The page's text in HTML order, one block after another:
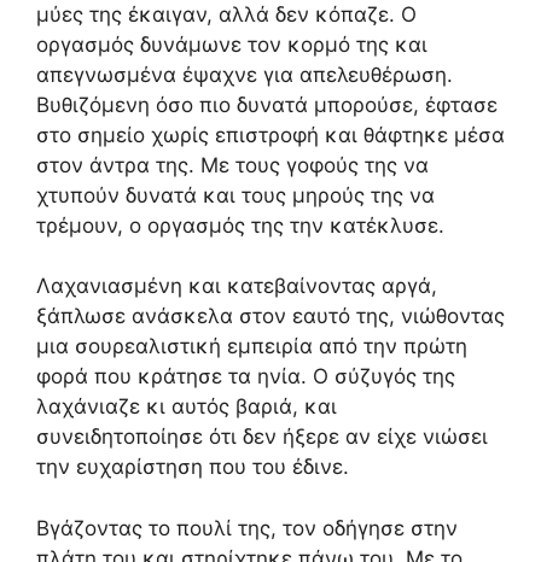
μύες της έκαιγαν, αλλά δεν κόπαζε. Ο
οργασμός δυνάμωνε τον κορμό της και
απεγνωσμένα έψαχνε για απελευθέρωση.
Βυθιζόμενη όσο πιο δυνατά μπορούσε, έφτασε
στο σημείο χωρίς επιστροφή και θάφτηκε μέσα
στον άντρα της. Με τους γοφούς της να
χτυπούν δυνατά και τους μηρούς της να
τρέμουν, ο οργασμός της την κατέκλυσε.
Λαχανιασμένη και κατεβαίνοντας αργά,
ξάπλωσε ανάσκελα στον εαυτό της, νιώθοντας
μια σουρεαλιστική εμπειρία από την πρώτη
φορά που κράτησε τα ηνία. Ο σύζυγός της
λαχάνιαζε κι αυτός βαριά, και
συνειδητοποίησε ότι δεν ήξερε αν είχε νιώσει
την ευχαρίστηση που του έδινε.
Βγάζοντας το πουλί της, τον οδήγησε στην